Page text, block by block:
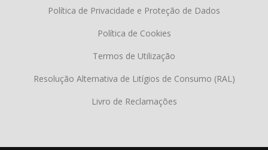
Política de Privacidade e Proteção de Dados
Política de Cookies
Termos de Utilização
Resolução Alternativa de Litígios de Consumo (RAL)
Livro de Reclamações